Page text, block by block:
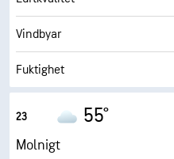
Molntäcke
Sikt
Vindbyar
Fuktighet
AccuLumen Brightness Index™
23 55°
Molnigt